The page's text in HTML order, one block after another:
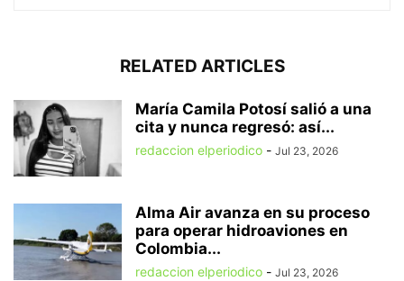
RELATED ARTICLES
María Camila Potosí salió a una
cita y nunca regresó: así...
redaccion elperiodico - Jul 23, 2026
Alma Air avanza en su proceso
para operar hidroaviones en
Colombia...
redaccion elperiodico - Jul 23, 2026